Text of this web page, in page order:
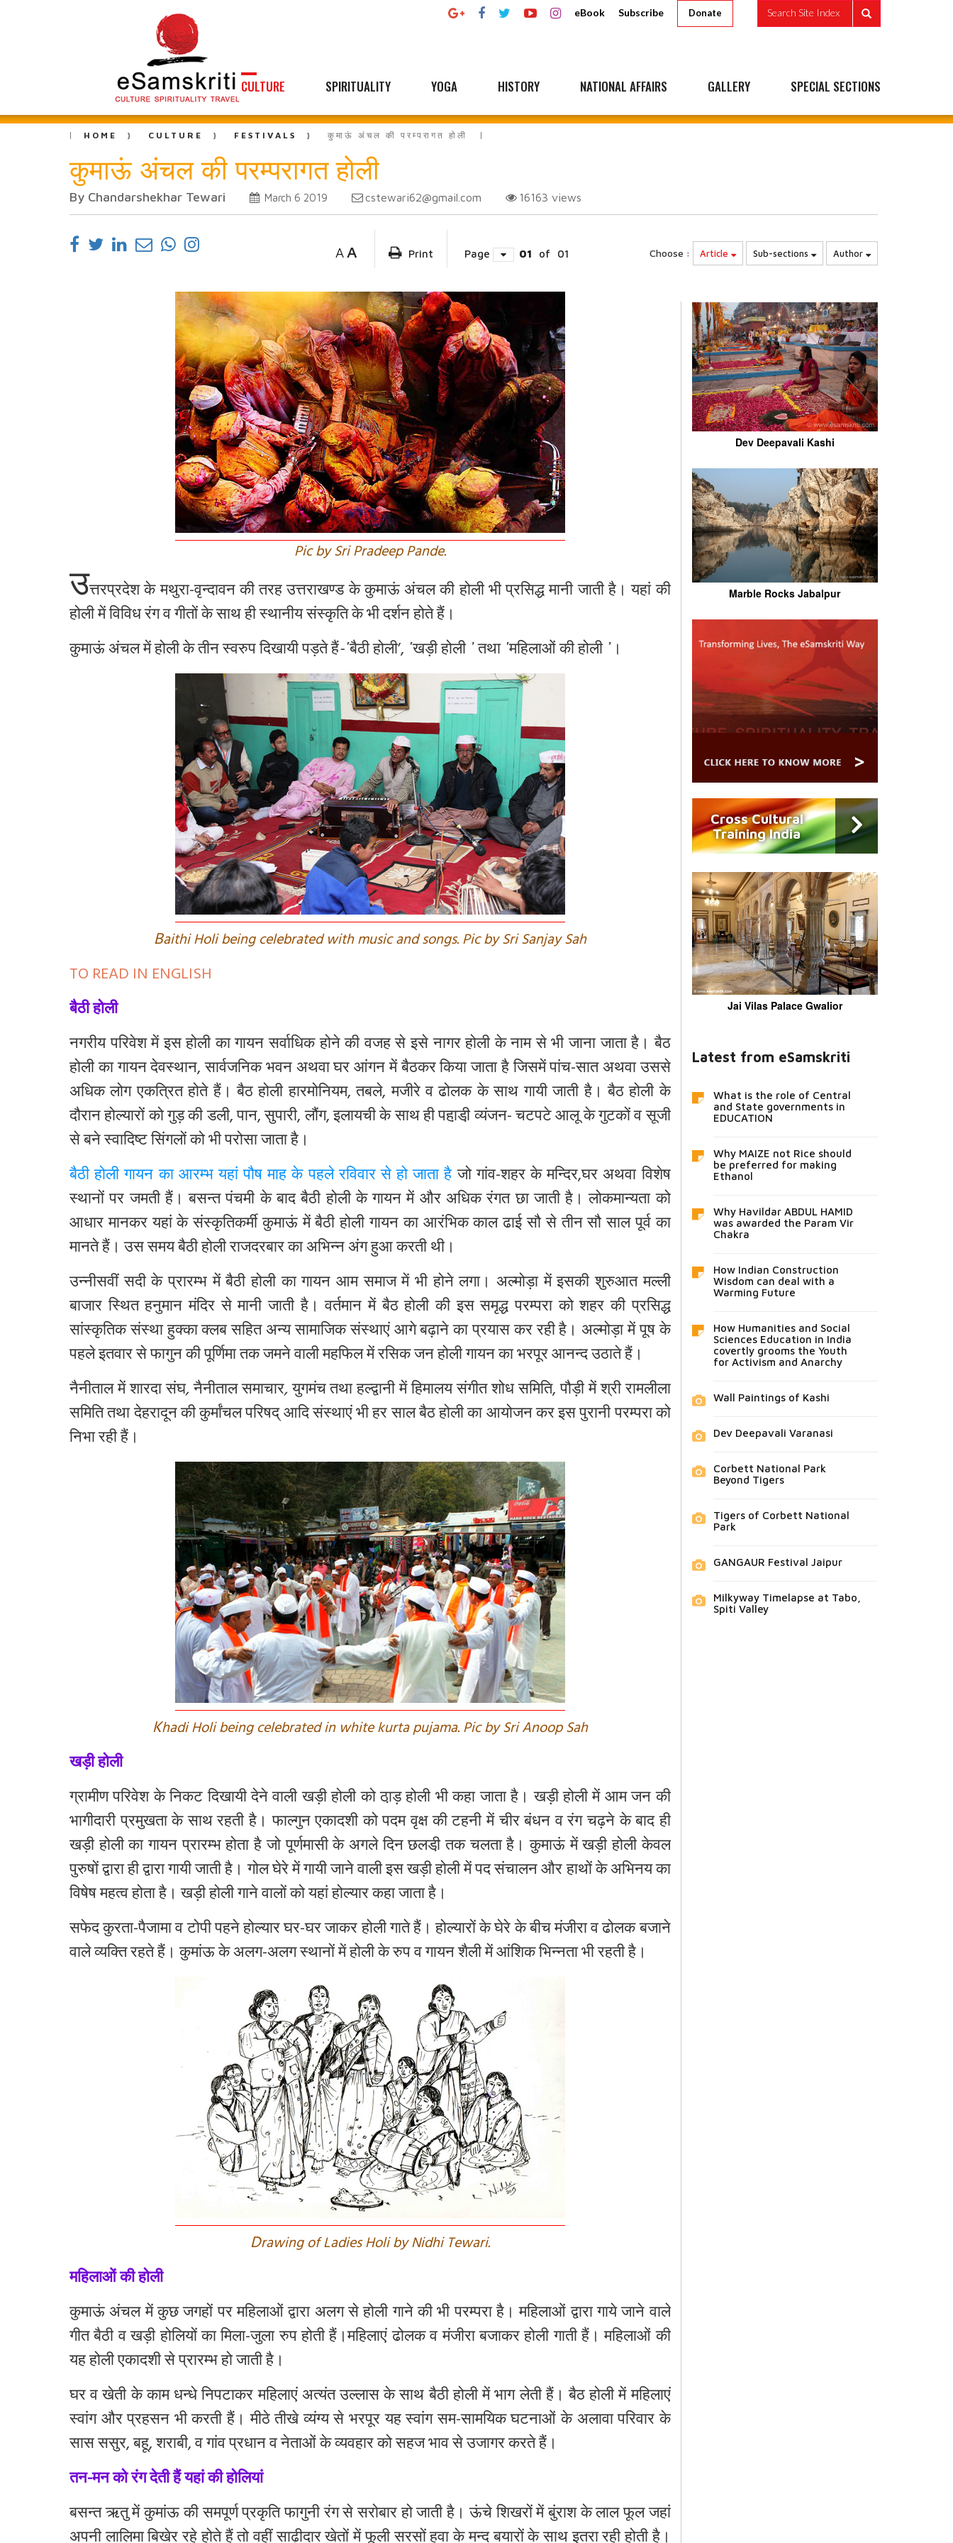
eBook Subscribe Donate Search Site Index
CULTURE SPIRITUALITY YOGA HISTORY NATIONAL AFFAIRS GALLERY SPECIAL SECTIONS
HOME CULTURE FESTIVALS कुमाऊं अंचल की परम्परागत होली
कुमाऊं अंचल की परम्परागत होली
By Chandarshekhar Tewari March 6 2019 cstewari62@gmail.com 16163 views
A A Print Page 01 of 01 Choose : Article Sub-sections Author
Pic by Sri Pradeep Pande.
उत्तरप्रदेशकेमथुरा-वृन्दावनकीतरहउत्तराखण्डकेकुमाऊंअंचलकीहोलीभीप्रसिद्धमानीजातीहै। यहांकी
होलीमेंविविधरंगवगीतोंकेसाथहीस्थानीयसंस्कृतिकेभीदर्शनहोतेहैं।
कुमाऊंअंचलमेंहोलीकेतीनस्वरुपदिखायीपड़तेहैं-῾बैठीहोली’, ῾खड़ीहोली ᾿तथा ῾महिलाओंकीहोली ᾿।
Baithi Holi being celebrated with music and songs. Pic by Sri Sanjay Sah
TO READ IN ENGLISH
बैठी होली
नगरीयपरिवेशमेंइसहोलीकागायनसर्वाधिकहोनेकीवजहसेइसेनागरहोलीकेनामसेभीजानाजाताहै। बैठ
होलीकागायनदेवस्थान,सार्वजनिकभवनअथवाघरआंगनमेंबैठकरकियाजाताहैजिसमेंपांच-सातअथवाउससे
अधिकलोगएकत्रितहोतेहैं। बैठहोलीहारमोनियम,तबले,मजीरेवढोलककेसाथगायीजातीहै। बैठहोलीके
दौरानहोल्यारोंकोगुड़कीडली,पान,सुपारी,लौंग,इलायचीकेसाथहीपहा़डी़व्यंजन-चटपटेआलूकेगुटकोंवसूजी
सेबनेस्वादिष्टसिंगलोंकोभीपरोसाजाताहै।
बैठी होली गायन का आरम्भ यहां पौष माह के पहले रविवार से हो जाता हैजोगांव-शहरकेमन्दिर,घरअथवाविशेष
स्थानोंपरजमतीहैं। बसन्तपंचमीकेबादबैठीहोलीकेगायनमेंऔरअधिकरंगतछाजातीहै। लोकमान्यताको
आधारमानकरयहांकेसंस्कृतिकर्मीकुमाऊंमेंबैठीहोलीगायनकाआरंभिककालढाईसौसेतीनसौसालपूर्वका
मानतेहैं। उससमयबैठीहोलीराजदरबारकाअभिन्नअंगहुआकरतीथी।
उन्नीसवींसदीकेप्रारम्भमेंबैठीहोलीकागायनआमसमाजमेंभीहोनेलगा। अल्मोड़ामेंइसकीशुरुआतमल्ली
बाजार स्थित हनुमान मंदिर से मानी जाती है। वर्तमान में बैठ होली की इस समृद्ध परम्परा को शहर की प्रसिद्ध
सांस्कृतिकसंस्थाहुक्काक्लबसहितअन्यसामाजिकसंस्थाएंआगेबढ़ानेकाप्रयासकररहीहै। अल्मोड़ामेंपूषके
पहलेइतवारसेफागुनकीपूर्णिमातकजमनेवालीमहफिलमेंरसिकजनहोलीगायनकाभरपूरआनन्दउठातेहैं।
नैनीतालमेंशारदासंघ,नैनीतालसमाचार,युगमंचतथाहल्द्वानीमेंहिमालयसंगीतशोधसमिति,पौड़ीमेंश्रीरामलीला
समितितथादेहरादूनकीकुर्मांचलपरिषद्आदिसंस्थाएंभीहरसालबैठहोलीकाआयोजनकरइसपुरानीपरम्पराको
निभारहीहैं।
Khadi Holi being celebrated in white kurta pujama. Pic by Sri Anoop Sah
खड़ी होली
ग्रामीणपरिवेशकेनिकटदिखायीदेनेवालीखड़ीहोलीकोठा़ड़होलीभीकहाजाताहै। खड़ीहोलीमेंआमजनकी
भागीदारीप्रमुखताकेसाथरहतीहै। फाल्गुनएकादशीकोपदमवृक्षकीटहनीमेंचीरबंधनवरंगचढ़नेकेबादही
खड़ीहोलीकागायनप्रारम्भहोताहैजोपूर्णमासीकेअगलेदिनछलडी़तकचलताहै। कुमाऊंमेंखड़ीहोलीकेवल
पुरुषोंद्वाराहीद्वारागायीजातीहै। गोलघेरेमेंगायीजानेवालीइसखड़ीहोलीमेंपदसंचालनऔरहाथोंकेअभिनयका
विषेषमहत्वहोताहै। खड़ीहोलीगानेवालोंकोयहांहोल्यारकहाजाताहै।
सफेदकुरता-पैजामावटोपीपहनेहोल्यारघर-घरजाकरहोलीगातेहैं। होल्यारोंकेघेरेकेबीचमंजीरावढोलकबजाने
वालेव्यक्तिरहतेहैं। कुमांऊकेअलग-अलगस्थानोंमेंहोलीकेरुपवगायनशैलीमेंआंशिकभिन्नताभीरहतीहै।
Drawing of Ladies Holi by Nidhi Tewari.
महिलाओं की होली
कुमाऊंअंचलमेंकुछजगहोंपरमहिलाओंद्वाराअलगसेहोलीगानेकीभीपरम्पराहै। महिलाओंद्वारागायेजानेवाले
गीतबैठीवखड़ीहोलियोंकामिला-जुलारुपहोतीहैं।महिलाएंढोलकवमंजीराबजाकरहोलीगातीहैं। महिलाओं की
यह होली एकादशी से प्रारम्भ हो जाती है।
घरवखेतीकेकामधन्धेनिपटाकरमहिलाएंअत्यंतउल्लासकेसाथबैठीहोलीमेंभागलेतीहैं। बैठहोलीमेंमहिलाएं
स्वांगऔरप्रहसनभीकरतीहैं। मीठेतीखेव्यंग्यसेभरपूरयहस्वांगसम-सामयिकघटनाओंकेअलावापरिवारके
सासससुर,बहू,शराबी,वगांवप्रधानवनेताओंकेव्यवहारकोसहजभावसेउजागरकरतेहैं।
तन-मन को रंग देती हैं यहां की होलियां
बसन्तऋतुमेंकुमांऊकीसमपूर्णप्रकृतिफागुनीरंगसेसरोबारहोजातीहै। ऊंचेशिखरोंमेंबुंराशकेलालफूलजहां
Dev Deepavali Kashi
Marble Rocks Jabalpur
Cross Cultural
Training India
Jai Vilas Palace Gwalior
Latest from eSamskriti
What is the role of Central
and State governments in
EDUCATION
Why MAIZE not Rice should
be preferred for making
Ethanol
Why Havildar ABDUL HAMID
was awarded the Param Vir
Chakra
How Indian Construction
Wisdom can deal with a
Warming Future
How Humanities and Social
Sciences Education in India
covertly grooms the Youth
for Activism and Anarchy
Wall Paintings of Kashi
Dev Deepavali Varanasi
Corbett National Park
Beyond Tigers
Tigers of Corbett National
Park
GANGAUR Festival Jaipur
Milkyway Timelapse at Tabo,
Spiti Valley